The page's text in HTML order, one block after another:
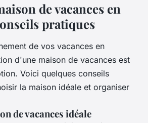
de vacances en
pratiques
de vos vacances en
d'une maison de vacances est
Voici quelques conseils
la maison idéale et organiser
de vacances idéale